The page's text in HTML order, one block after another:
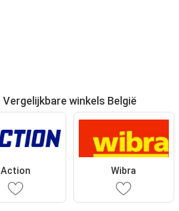
Vergelijkbare winkels België
Action Wibra